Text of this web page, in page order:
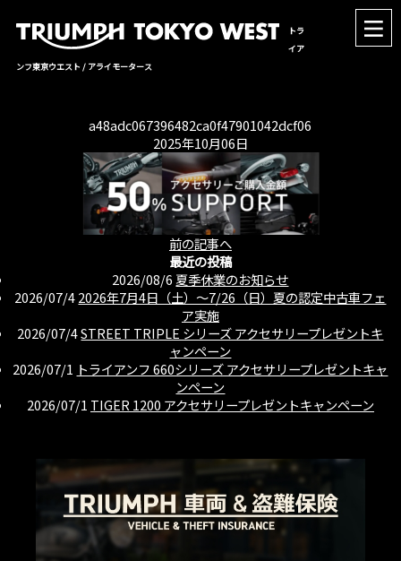
トラ
イア
ンフ東京ウエスト / アライモータース
a48adc067396482ca0f47901042dcf06
2025年10月06日
前の記事へ
最近の投稿
2026/08/6 夏季休業のお知らせ
2026/07/42026年7月4日（土）〜7/26（日）夏の認定中古車フェ
ア実施
2026/07/4STREET TRIPLE シリーズ アクセサリープレゼントキ
ャンペーン
2026/07/1 トライアンフ 660シリーズ アクセサリープレゼントキャ
ンペーン
2026/07/1 TIGER 1200 アクセサリープレゼントキャンペーン